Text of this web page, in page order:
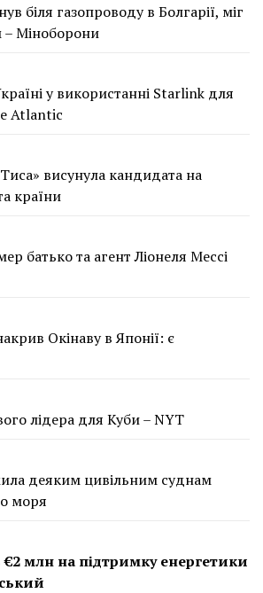
біля газопроводу в Болгарії, міг
– Міноборони
у використанні Starlink для
Atlantic
висунула кандидата на
країни
батько та агент Ліонеля Мессі
Окінаву в Японії: є
лідера для Куби – NYT
деяким цивільним суднам
моря
€2 млн на підтримку енергетики